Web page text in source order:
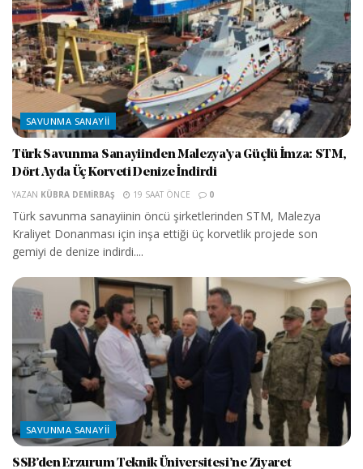
SAVUNMA SANAYII
Türk Savunma Sanayiinden Malezya’ya Güçlü İmza: STM,
Dört Ayda Üç Korveti Denize İndirdi
YAZAN KÜBRA DEMIRBAŞ 19 SAAT ÖNCE 0
Türk savunma sanayiinin öncü şirketlerinden STM, Malezya
Kraliyet Donanması için inşa ettiği üç korvetlik projede son
gemiyi de denize indirdi....
SAVUNMA SANAYII
SSB’den Erzurum Teknik Üniversitesi’ne Ziyaret